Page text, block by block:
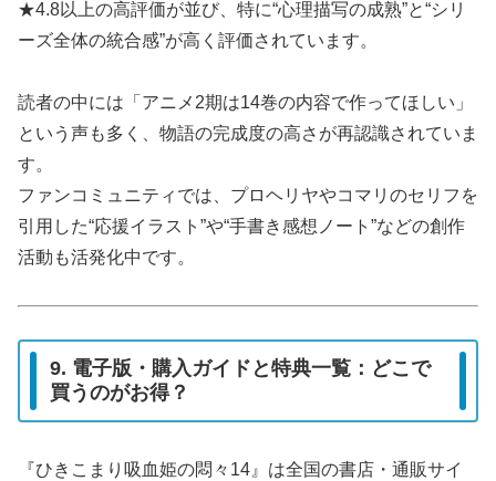
★4.8以上の高評価が並び、特に“心理描写の成熟”と“シリ
ーズ全体の統合感”が高く評価されています。
読者の中には「アニメ2期は14巻の内容で作ってほしい」
という声も多く、物語の完成度の高さが再認識されていま
す。
ファンコミュニティでは、プロヘリヤやコマリのセリフを
引用した“応援イラスト”や“手書き感想ノート”などの創作
活動も活発化中です。
9. 電子版・購入ガイドと特典一覧：どこで
買うのがお得？
『ひきこまり吸血姫の悶々14』は全国の書店・通販サイ